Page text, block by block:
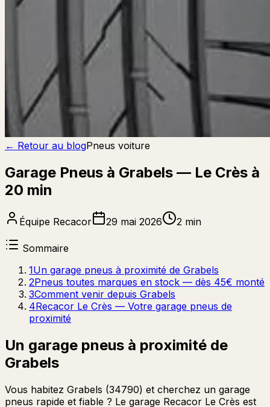
← Retour au blogPneus voiture
Garage Pneus à Grabels — Le Crès à
20 min
Équipe Recacor 29 mai 2026 2 min
Sommaire
1Un garage pneus à proximité de Grabels
2Pneus toutes marques en stock — dès 45€ monté
3Comment venir depuis Grabels
4Recacor Le Crès — Votre garage pneus de
proximité
Un garage pneus à proximité de
Grabels
Vous habitez Grabels (34790) et cherchez un garage
pneus rapide et fiable ? Le garage Recacor Le Crès est